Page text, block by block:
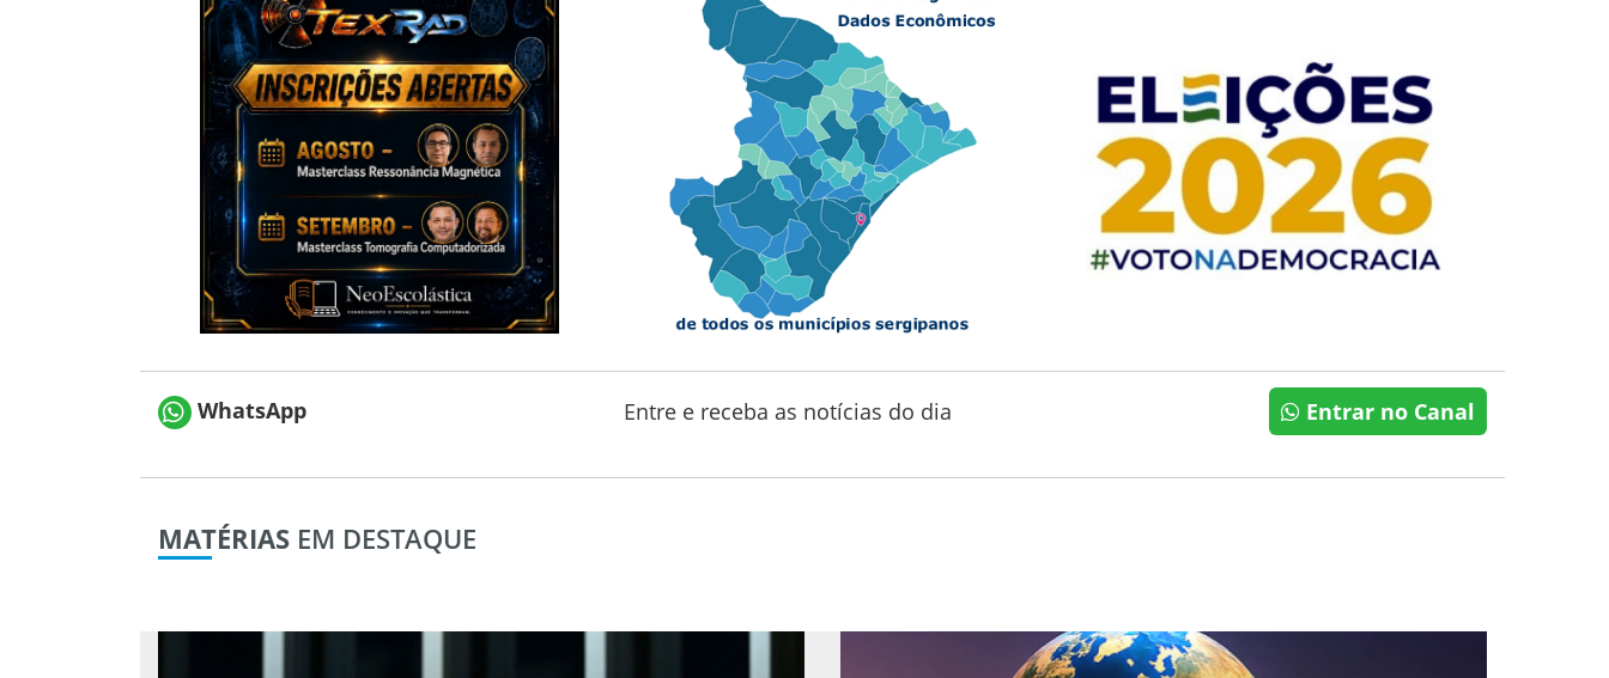
WhatsApp Entre e receba as notícias do dia Entrar no Canal
MATÉRIAS EM DESTAQUE